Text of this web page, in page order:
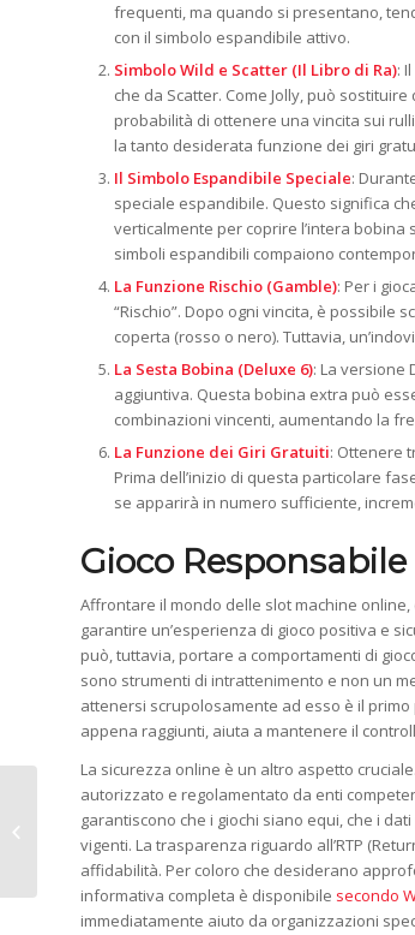
frequenti, ma quando si presentano,
con il simbolo espandibile attivo.
Simbolo Wild e Scatter (Il Libro di Ra):
che da Scatter. Come Jolly, può
probabilità di ottenere una vincita sui
la tanto desiderata funzione dei giri
Il Simbolo Espandibile Speciale:
speciale espandibile. Questo significa
verticalmente per coprire l’intera
simboli espandibili compaiono
La Funzione Rischio (Gamble): Per i
“Rischio”. Dopo ogni vincita, è
coperta (rosso o nero). Tuttavia,
La Sesta Bobina (Deluxe 6): La versione
aggiuntiva. Questa bobina extra può
combinazioni vincenti, aumentando la
La Funzione dei Giri Gratuiti: Ottenere
Prima dell’inizio di questa particolare
se apparirà in numero sufficiente,
Gioco Responsabile
Affrontare il mondo delle slot machine
garantire un’esperienza di gioco positiva e
può, tuttavia, portare a comportamenti di
sono strumenti di intrattenimento e non un
attenersi scrupolosamente ad esso è il
appena raggiunti, aiuta a mantenere il
La sicurezza online è un altro aspetto
autorizzato e regolamentato da enti
garantiscono che i giochi siano equi, che i
vigenti. La trasparenza riguardo all’RTP
affidabilità. Per coloro che desiderano
informativa completa è disponibile secondo
immediatamente aiuto da organizzazioni
Shining Crown: Il Re delle Slot da Bar
nella Sua Versione Digitale Italiana